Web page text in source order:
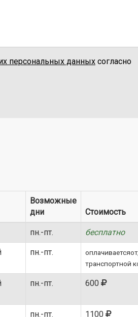
персональных данных согласно
Возможные
дни
Стоимость
пн.-пт. бесплатно
пн.-пт.
транспортной
пн.-пт. 600
пн.-пт. 1100